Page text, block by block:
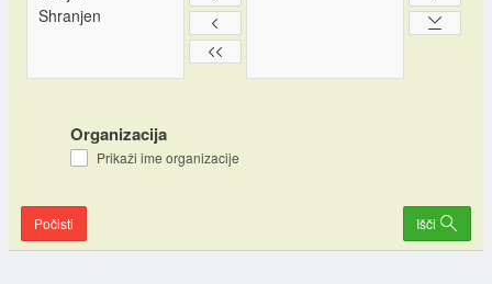
Organizacija
Prikaži ime organizacije
Počisti Išči